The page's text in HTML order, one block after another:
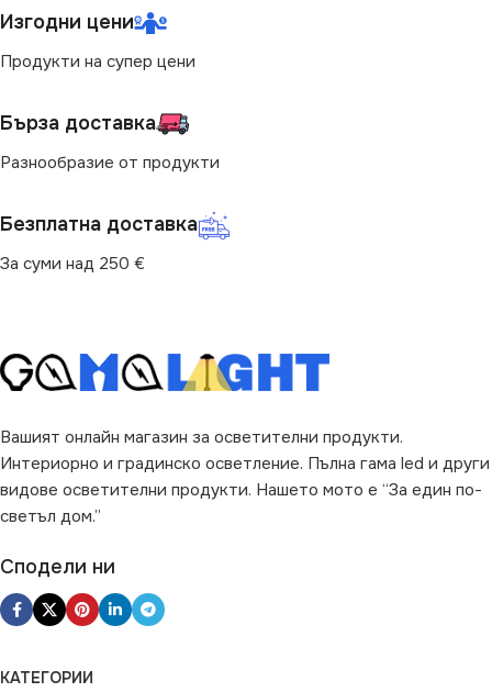
ТИП РЕЛСОВА
Изгодни цени
Продукти на супер цени
Бърза доставка
Разнообразие от продукти
Безплатна доставка
За суми над 250 €
Вашият онлайн магазин за осветителни продукти.
Интериорно и градинско осветление. Пълна гама led и други
видове осветителни продукти. Нашето мото е “За един по-
светъл дом.”
Сподели ни
КАТЕГОРИИ